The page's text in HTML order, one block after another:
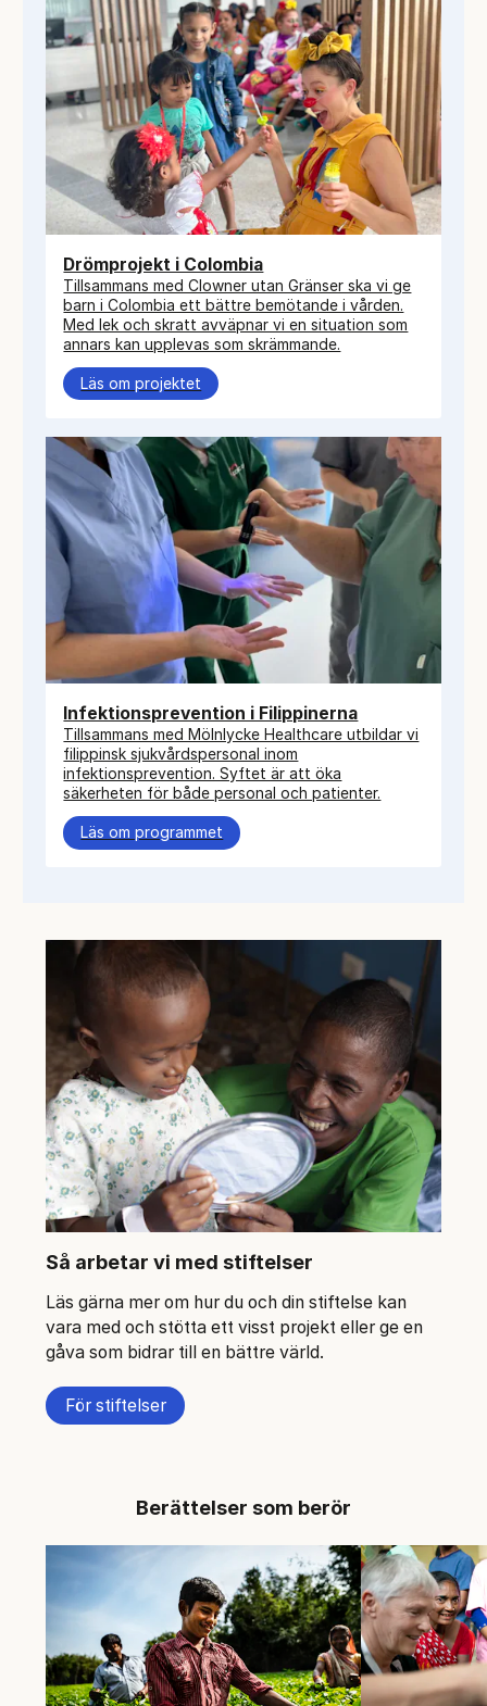
Drömprojekt i Colombia
Tillsammans med Clowner utan Gränser ska vi ge
barn i Colombia ett bättre bemötande i vården.
Med lek och skratt avväpnar vi en situation som
annars kan upplevas som skrämmande.
Läs om projektet
Infektionsprevention i Filippinerna
Tillsammans med Mölnlycke Healthcare utbildar vi
filippinsk sjukvårdspersonal inom
infektionsprevention. Syftet är att öka
säkerheten för både personal och patienter.
Läs om programmet
Så arbetar vi med stiftelser
Läs gärna mer om hur du och din stiftelse kan
vara med och stötta ett visst projekt eller ge en
gåva som bidrar till en bättre värld.
För stiftelser
Berättelser som berör